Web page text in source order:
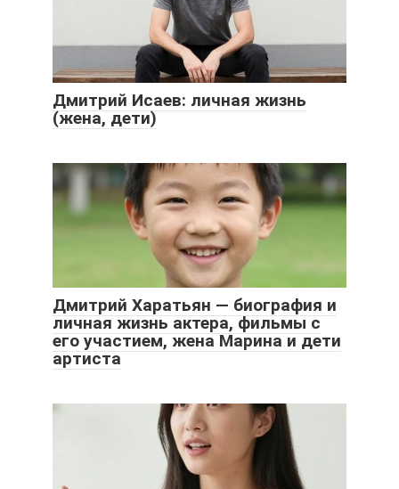
Дмитрий Исаев: личная жизнь
(жена, дети)
Дмитрий Харатьян — биография и
личная жизнь актера, фильмы с
его участием, жена Марина и дети
артиста